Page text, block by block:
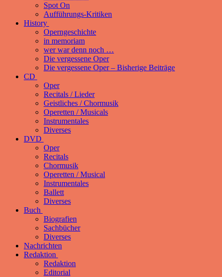
Spot On
Aufführungs-Kritiken
History
Operngeschichte
in memoriam
wer war denn noch …
Die vergessene Oper
Die vergessene Oper – Bisherige Beiträge
CD
Oper
Recitals / Lieder
Geistliches / Chormusik
Operetten / Musicals
Instrumentales
Diverses
DVD
Oper
Recitals
Chormusik
Operetten / Musical
Instrumentales
Ballett
Diverses
Buch
Biografien
Sachbücher
Diverses
Nachrichten
Redaktion
Redaktion
Editorial